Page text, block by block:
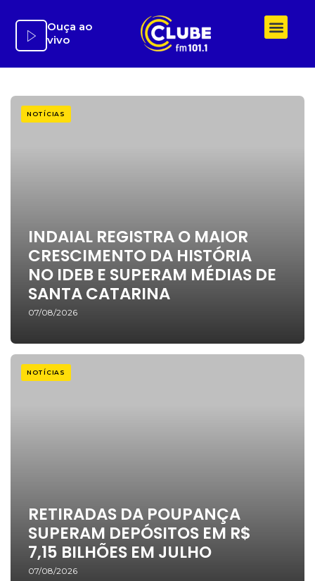
para
Ouça ao
vivo
INDAIAL REGISTRA O MAIOR
CRESCIMENTO DA HISTÓRIA
NO IDEB E SUPERAM MÉDIAS DE
SANTA CATARINA
07/08/2026
NOTÍCIAS
RETIRADAS DA POUPANÇA
SUPERAM DEPÓSITOS EM R$
7,15 BILHÕES EM JULHO
07/08/2026
NOTÍCIAS